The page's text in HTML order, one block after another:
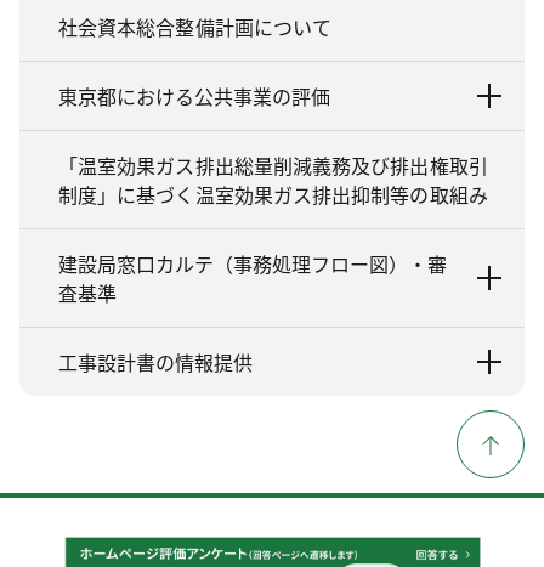
社会資本総合整備計画について
東京都における公共事業の評価
「温室効果ガス排出総量削減義務及び排出権取引
制度」に基づく温室効果ガス排出抑制等の取組み
建設局窓口カルテ（事務処理フロー図）・審
査基準
工事設計書の情報提供